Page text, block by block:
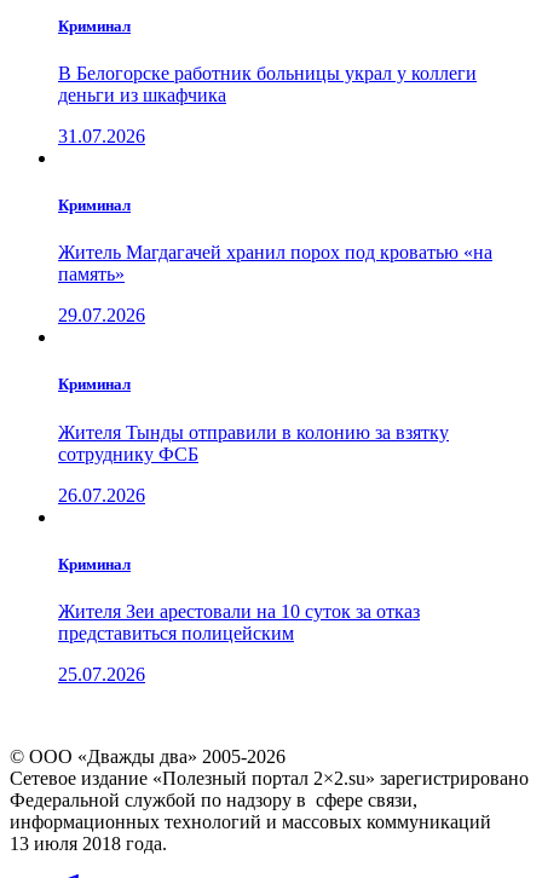
Криминал
В Белогорске работник больницы украл у коллеги
деньги из шкафчика
31.07.2026
Криминал
Житель Магдагачей хранил порох под кроватью «на
память»
29.07.2026
Криминал
Жителя Тынды отправили в колонию за взятку
сотруднику ФСБ
26.07.2026
Криминал
Жителя Зеи арестовали на 10 суток за отказ
представиться полицейским
25.07.2026
© ООО «Дважды два» 2005-2026
Сетевое издание «Полезный портал 2×2.su» зарегистрировано
Федеральной службой по надзору в сфере связи,
информационных технологий и массовых коммуникаций
13 июля 2018 года.